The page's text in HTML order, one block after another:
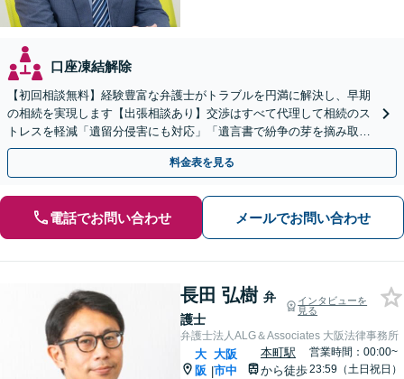
口座凍結解除
【初回相談無料】経験豊富な弁護士がトラブルを円満に解決し、早期
の相続を実現します【出張相談あり】交渉はすべて代理して相続のス
トレスを軽減「遺留分侵害にも対応」「遺言書で紛争の芽を摘み取
る」【完全個室制】【バリアフリー対応】【守口市駅1分】
料金表を見る
電話でお問い合わせ メールでお問い合わせ
長田 弘樹 弁
護士
インタビューを
見る
弁護士法人ALG＆Associates 大阪法律事務所
大
阪 |
大阪
市中
本町駅
から徒歩
営業時間：00:00~
23:59（土日祝日）